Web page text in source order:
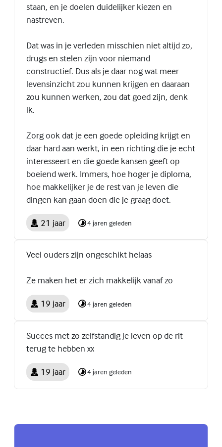
staan, en je doelen duidelijker kiezen en
nastreven.
Dat was in je verleden misschien niet altijd zo,
drugs en stelen zijn voor niemand
constructief. Dus als je daar nog wat meer
levensinzicht zou kunnen krijgen en daaraan
zou kunnen werken, zou dat goed zijn, denk
ik.
Zorg ook dat je een goede opleiding krijgt en
daar hard aan werkt, in een richting die je echt
interesseert en die goede kansen geeft op
boeiend werk. Immers, hoe hoger je diploma,
hoe makkelijker je de rest van je leven die
dingen kan gaan doen die je graag doet.
21 jaar 4 jaren geleden
Veel ouders zijn ongeschikt helaas
Ze maken het er zich makkelijk vanaf zo
19 jaar 4 jaren geleden
Succes met zo zelfstandig je leven op de rit
terug te hebben xx
19 jaar 4 jaren geleden